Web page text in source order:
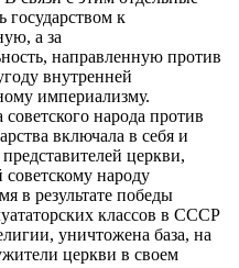
государством к
а за
направленную против
внутренней
империализму.
народа против
включала в себя и
церкви,
народу
в результате победы
классов в СССР
уничтожена база, на
церкви в своем